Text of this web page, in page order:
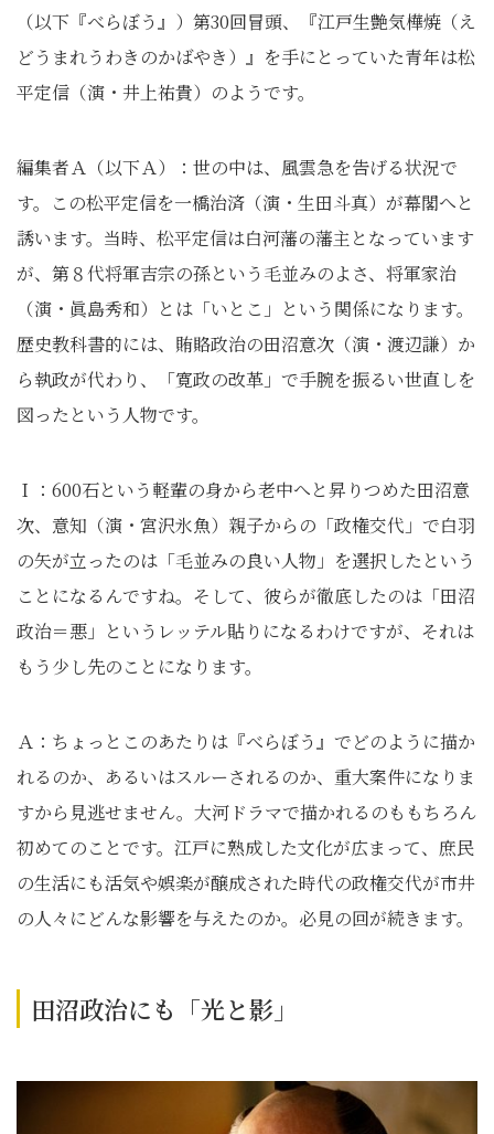
（以下『べらぼう』）第30回冒頭、『江戸生艶気樺焼（え
どうまれうわきのかばやき）』を手にとっていた青年は松
平定信（演・井上祐貴）のようです。
編集者Ａ（以下Ａ）：世の中は、風雲急を告げる状況で
す。この松平定信を一橋治済（演・生田斗真）が幕閣へと
誘います。当時、松平定信は白河藩の藩主となっています
が、第８代将軍吉宗の孫という毛並みのよさ、将軍家治
（演・眞島秀和）とは「いとこ」という関係になります。
歴史教科書的には、賄賂政治の田沼意次（演・渡辺謙）か
ら執政が代わり、「寛政の改革」で手腕を振るい世直しを
図ったという人物です。
Ｉ：600石という軽輩の身から老中へと昇りつめた田沼意
次、意知（演・宮沢氷魚）親子からの「政権交代」で白羽
の矢が立ったのは「毛並みの良い人物」を選択したという
ことになるんですね。そして、彼らが徹底したのは「田沼
政治＝悪」というレッテル貼りになるわけですが、それは
もう少し先のことになります。
Ａ：ちょっとこのあたりは『べらぼう』でどのように描か
れるのか、あるいはスルーされるのか、重大案件になりま
すから見逃せません。大河ドラマで描かれるのももちろん
初めてのことです。江戸に熟成した文化が広まって、庶民
の生活にも活気や娯楽が醸成された時代の政権交代が市井
の人々にどんな影響を与えたのか。必見の回が続きます。
田沼政治にも「光と影」